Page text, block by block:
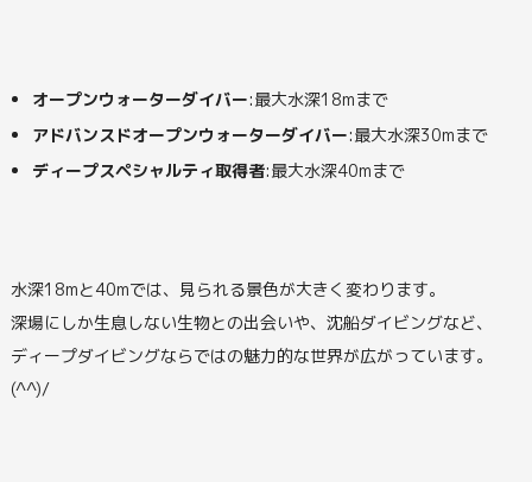
オープンウォーターダイバー:最大水深18mまで
アドバンスドオープンウォーターダイバー:最大水深30mまで
ディープスペシャルティ取得者:最大水深40mまで
水深18mと40mでは、見られる景色が大きく変わります。
深場にしか生息しない生物との出会いや、沈船ダイビングなど、
ディープダイビングならではの魅力的な世界が広がっています。
(^^)/